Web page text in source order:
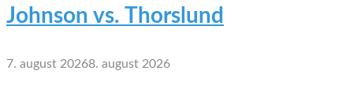
Johnson vs. Thorslund
7. august 20268. august 2026